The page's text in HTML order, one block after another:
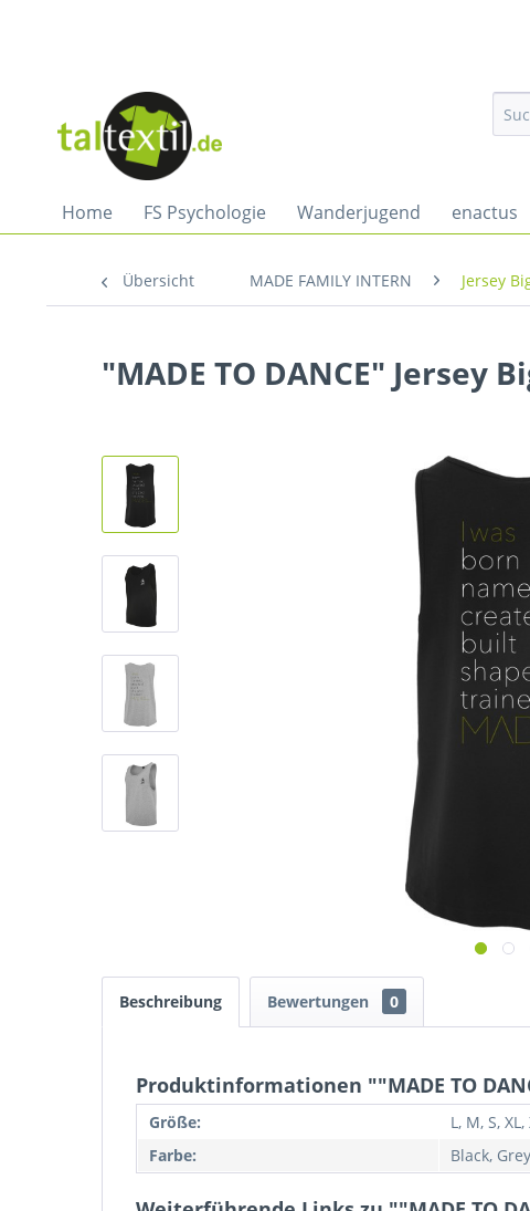
Home FS Psychologie Wanderjugend enactus
Übersicht MADE FAMILY INTERN Jersey
"MADE TO DANCE" Jersey
Beschreibung Bewertungen 0
Produktinformationen ""MADE TO
Größe:
L, M, S, XL,
Farbe:
Black, Grey